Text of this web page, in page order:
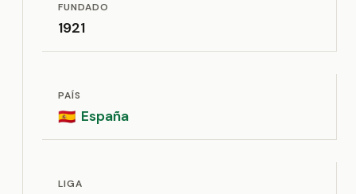
FUNDADO
1921
PAÍS
🇪🇸 España
LIGA